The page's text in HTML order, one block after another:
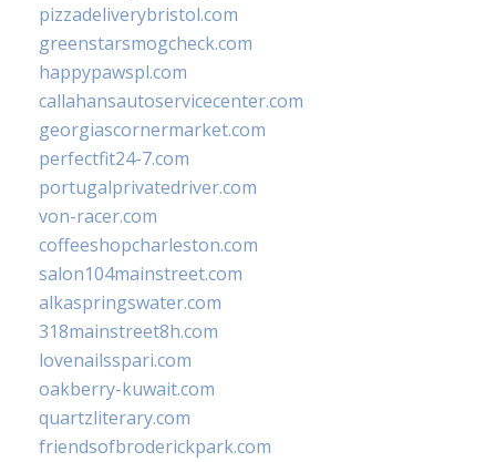
pizzadeliverybristol.com
greenstarsmogcheck.com
happypawspl.com
callahansautoservicecenter.com
georgiascornermarket.com
perfectfit24-7.com
portugalprivatedriver.com
von-racer.com
coffeeshopcharleston.com
salon104mainstreet.com
alkaspringswater.com
318mainstreet8h.com
lovenailsspari.com
oakberry-kuwait.com
quartzliterary.com
friendsofbroderickpark.com